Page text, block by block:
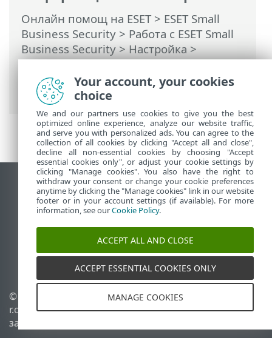
Онлайн помощ на ESET> ESET Small
Business Security > Работа с ESET Small
Business Security>Настройка>
Инструменти за защита>Secure Data>
Създаване на криптирано виртуално
устройство
Преглед на настолна версия на сайт
End of Life
База със знания на ESET
Форум на ESET
ESET Status Portal
Регионална поддръжка
© 1992 - 2026 ESET, spol. s
r.o. – всички права
запазени.
бисквитките
Your account, your cookies
choice
We and our partners use cookies to give you the best
optimized online experience, analyze our website traffic,
and serve you with personalized ads. You can agree to the
collection of all cookies by clicking "Accept all and close",
decline all non-essential cookies by choosing "Accept
essential cookies only", or adjust your cookie settings by
clicking "Manage cookies". You also have the right to
withdraw your consent or change your cookie preferences
anytime by clicking the "Manage cookies" link in our website
footer or in your account settings (if available). For more
information, see ourCookie Policy.
ACCEPT ALL AND CLOSE
ACCEPT ESSENTIAL COOKIES ONLY
MANAGE COOKIES